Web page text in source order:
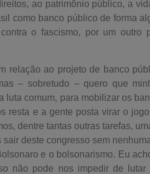
ao patrimônio público, a
como banco público de forma
o fascismo, por um outro
relação ao projeto de banco
– sobretudo – quero que
luta comum, para mobilizar os
resta e a gente posta virar o
dentre tantas outras tarefas,
deste congresso sem
e o bolsonarismo. Eu
não pode nos impedir de lutar